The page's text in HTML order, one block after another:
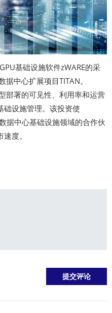
基础设施软件zWARE的采
中心扩展项目TITAN。
部署的可见性、利用率和运营
础设施管理。该投资使
据中心基础设施领域的合作伙
度。